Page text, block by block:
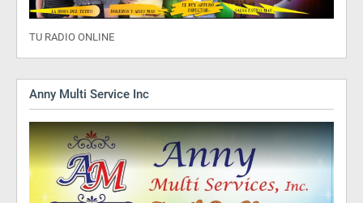
TU RADIO ONLINE
Anny Multi Service Inc